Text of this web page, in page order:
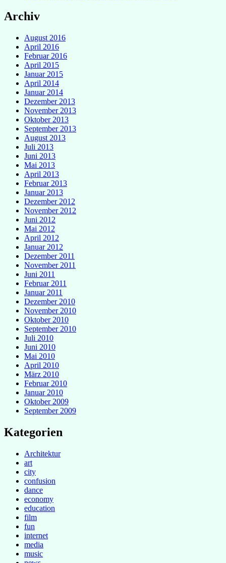
Archiv
August 2016
April 2016
Februar 2016
April 2015
Januar 2015
April 2014
Januar 2014
Dezember 2013
November 2013
Oktober 2013
September 2013
August 2013
Juli 2013
Juni 2013
Mai 2013
April 2013
Februar 2013
Januar 2013
Dezember 2012
November 2012
Juni 2012
Mai 2012
April 2012
Januar 2012
Dezember 2011
November 2011
Juni 2011
Februar 2011
Januar 2011
Dezember 2010
November 2010
Oktober 2010
September 2010
Juli 2010
Juni 2010
Mai 2010
April 2010
März 2010
Februar 2010
Januar 2010
Oktober 2009
September 2009
Kategorien
Architektur
art
city
confusion
dance
economy
education
film
fun
internet
media
music